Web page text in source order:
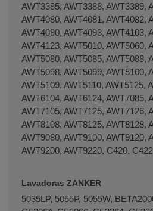
AWT3385, AWT3388, AWT3389,
AWT4080, AWT4081, AWT4082,
AWT4090, AWT4093, AWT4103,
AWT4123, AWT5010, AWT5060,
AWT5080, AWT5085, AWT5088,
AWT5098, AWT5099, AWT5100,
AWT5109, AWT5110, AWT5125,
AWT6104, AWT6124, AWT7085,
AWT7105, AWT7125, AWT7126,
AWT8108, AWT8125, AWT8128,
AWT9080, AWT9100, AWT9120,
AWT9200, AWT9220, C420,
Lavadoras ZANKER
5035LP, 5055P, 5055W,